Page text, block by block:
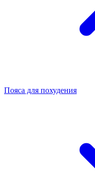
Пояса для похудения